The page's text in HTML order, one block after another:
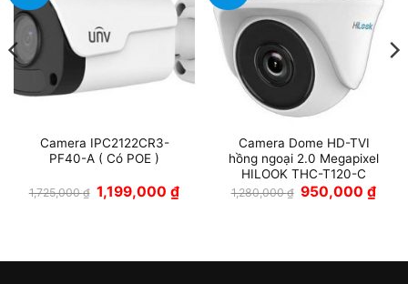
Camera IPC2122CR3-
PF40-A ( Có POE )
1,725,000₫ Giá
gốc
1,199,000₫Giá
Camera Dome HD-TVI
hồng ngoại 2.0 Megapixel
HILOOK THC-T120-C
1,280,000₫ Giá
gốc
950,000₫Giá